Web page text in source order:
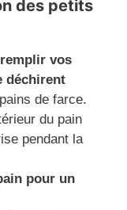
des petits
vos
déchirent
de farce.
du pain
pendant la
pour un